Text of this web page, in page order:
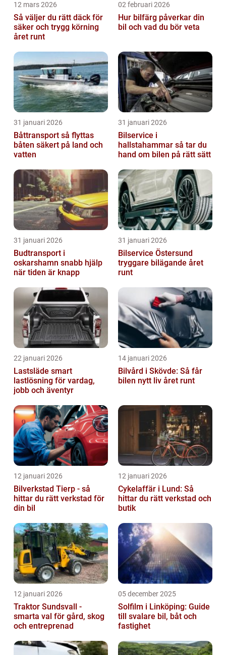
12 mars 2026
Så väljer du rätt däck för
säker och trygg körning
året runt
02 februari 2026
Hur bilfärg påverkar din
bil och vad du bör veta
31 januari 2026
Båttransport så flyttas
båten säkert på land och
vatten
31 januari 2026
Bilservice i
hallstahammar så tar du
hand om bilen på rätt sätt
31 januari 2026
Budtransport i
oskarshamn snabb hjälp
när tiden är knapp
31 januari 2026
Bilservice Östersund
tryggare bilägande året
runt
22 januari 2026
Lastsläde smart
lastlösning för vardag,
jobb och äventyr
14 januari 2026
Bilvård i Skövde: Så får
bilen nytt liv året runt
12 januari 2026
Bilverkstad Tierp - så
hittar du rätt verkstad för
din bil
12 januari 2026
Cykelaffär i Lund: Så
hittar du rätt verkstad och
butik
12 januari 2026
Traktor Sundsvall -
smarta val för gård, skog
och entreprenad
05 december 2025
Solfilm i Linköping: Guide
till svalare bil, båt och
fastighet